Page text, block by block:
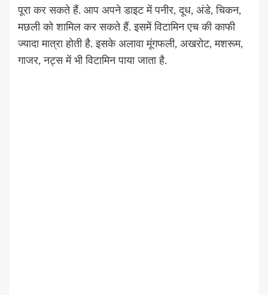
पूरा कर सकते हैं. आप अपने डाइट में पनीर, दूध, अंडे, चिकन,
मछली को शामिल कर सकते हैं. इसमें विटामिन एच की काफी
ज्यादा मात्रा होती है. इसके अलावा मूंगफली, अखरोट, मशरूम,
गाजर, नट्स में भी विटामिन पाया जाता है.